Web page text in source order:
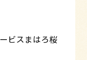
ビスまはろ桜